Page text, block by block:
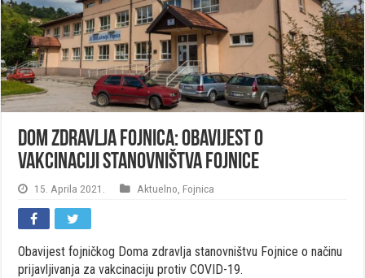
Dom zdravlja Fojnica: Obavijest o
vakcinaciji stanovništva Fojnice
15. Aprila 2021. Aktuelno Fojnica
Obavijest fojničkog Doma zdravlja stanovništvu Fojnice o načinu
prijavljivanja za vakcinaciju protiv COVID-19.